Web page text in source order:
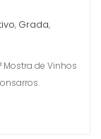
, Grada,
Mostra de Vinhos